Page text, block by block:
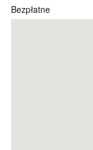
Bezpłatne